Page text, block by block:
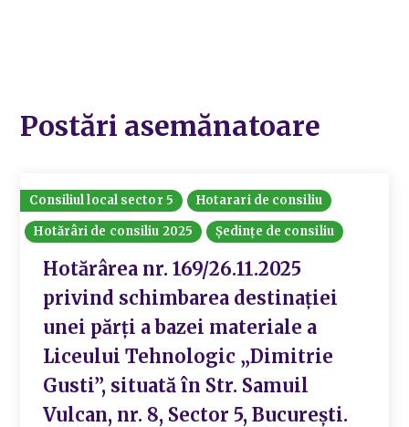
Postări asemănatoare
Consiliul local sector 5
Hotarari de consiliu
Hotărâri de consiliu 2025
Ședințe de consiliu
Hotărârea nr. 169/26.11.2025
privind schimbarea destinației
unei părți a bazei materiale a
Liceului Tehnologic „Dimitrie
Gusti”, situată în Str. Samuil
Vulcan, nr. 8, Sector 5, București.